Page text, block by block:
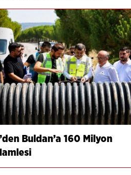
Buldan’a 160 Milyon